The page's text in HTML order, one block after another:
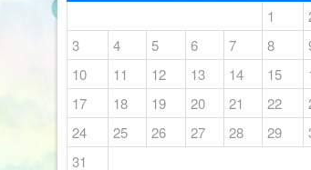
1
3
4 5 6 7 8
10
11 12 13 14 15
17
18 19 20 21 22
24
25 26 27 28 29
31